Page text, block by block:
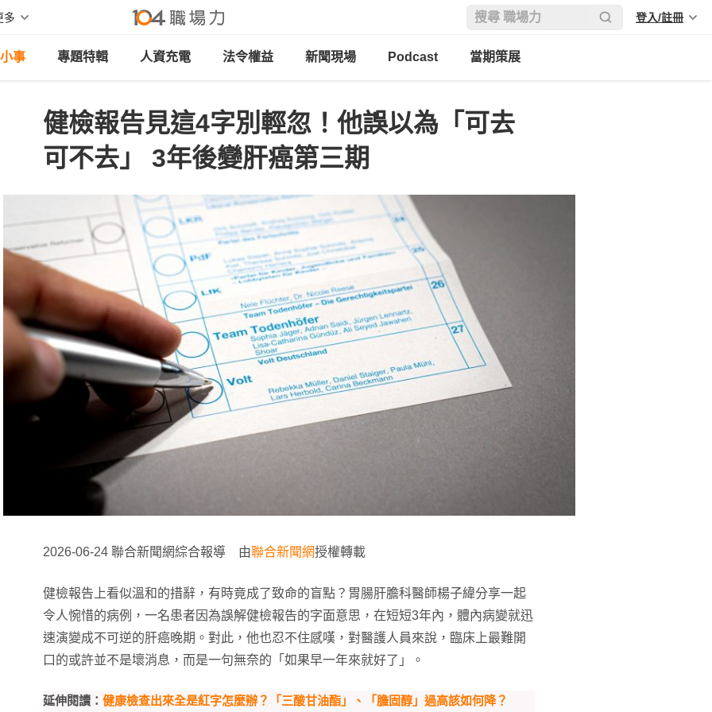
多 登入/註冊
事 專題特輯 人資充電 法令權益 新聞現場 Podcast 當期策展
健檢報告見這4字別輕忽！他誤以為「可去
可不去」 3年後變肝癌第三期
2026-06-24 聯合新聞網綜合報導 由聯合新聞網授權轉載
健檢報告上看似溫和的措辭，有時竟成了致命的盲點？胃腸肝膽科醫師楊子緯分享一起
令人惋惜的病例，一名患者因為誤解健檢報告的字面意思，在短短3年內，體內病變就迅
速演變成不可逆的肝癌晚期。對此，他也忍不住感嘆，對醫護人員來說，臨床上最難開
口的或許並不是壞消息，而是一句無奈的「如果早一年來就好了」。
延伸閱讀： 健康檢查出來全是紅字怎麼辦？「三酸甘油酯」、「膽固醇」過高該如何降？